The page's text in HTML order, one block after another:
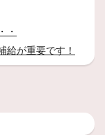
・
給が重要です！